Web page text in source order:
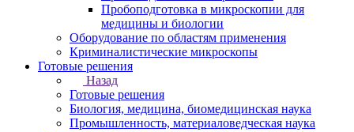
Пробоподготовка в микроскопии для
медицины и биологии
Оборудование по областям применения
Криминалистические микроскопы
Готовые решения
Назад
Готовые решения
Биология, медицина, биомедицинская наука
Промышленность, материаловедческая наука